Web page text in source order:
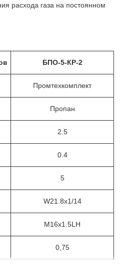
расхода газа на постоянном
БПО-5-КР-2
Промтехкомплект
Пропан
2.5
0.4
5
W21.8х1/14
М16х1.5LH
0,75